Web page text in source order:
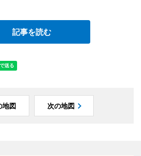
記事を読む
地図 次の地図